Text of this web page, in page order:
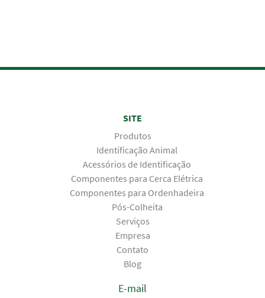
SITE
Produtos
Identificação Animal
Acessórios de Identificação
Componentes para Cerca Elétrica
Componentes para Ordenhadeira
Pós-Colheita
Serviços
Empresa
Contato
Blog
E-mail